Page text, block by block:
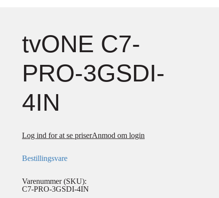
tvONE C7-
PRO-3GSDI-
4IN
Log ind for at se priserAnmod om login
Bestillingsvare
Varenummer (SKU):
C7-PRO-3GSDI-4IN